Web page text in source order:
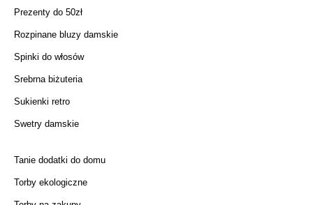
Prezenty do 50zł
Rozpinane bluzy damskie
Spinki do włosów
Srebrna biżuteria
Sukienki retro
Swetry damskie
Tanie dodatki do domu
Torby ekologiczne